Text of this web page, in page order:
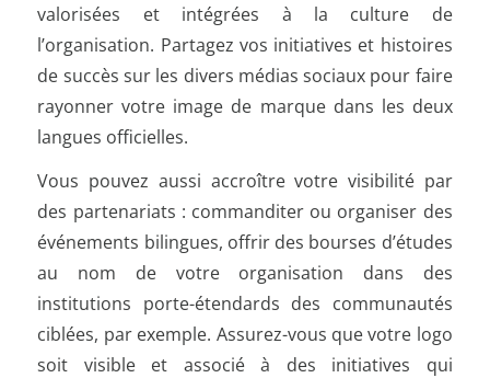
valorisées et intégrées à la culture de
l’organisation. Partagez vos initiatives et histoires
de succès sur les divers médias sociaux pour faire
rayonner votre image de marque dans les deux
langues officielles.
Vous pouvez aussi accroître votre visibilité par
des partenariats : commanditer ou organiser des
événements bilingues, offrir des bourses d’études
au nom de votre organisation dans des
institutions porte-étendards des communautés
ciblées, par exemple. Assurez-vous que votre logo
soit visible et associé à des initiatives qui